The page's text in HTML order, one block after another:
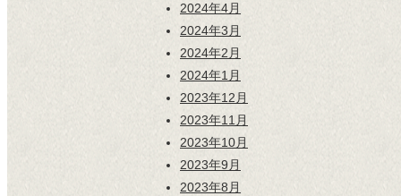
2024年4月
2024年3月
2024年2月
2024年1月
2023年12月
2023年11月
2023年10月
2023年9月
2023年8月